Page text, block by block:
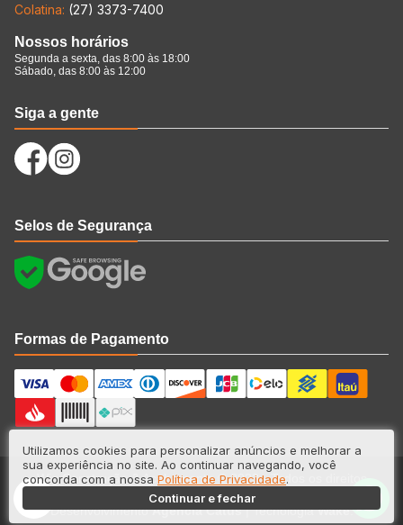
Colatina: (27) 3373-7400
Nossos horários
Segunda a sexta, das 8:00 às 18:00
Sábado, das 8:00 às 12:00
Siga a gente
Selos de Segurança
Formas de Pagamento
Wig Construção & Acabamento © 2023 - Todos os direitos
reservados. CNPJ: nº 33.387.955/0001-00
DesenvolvimentoAgência Catus| TecnologiaWake.
Utilizamos cookies para personalizar anúncios e melhorar a
sua experiência no site. Ao continuar navegando, você
concorda com a nossa Política de Privacidade.
Continuar e fechar